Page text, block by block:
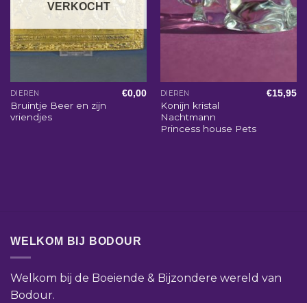
VERKOCHT
DIEREN
Bruintje Beer en zijn
vriendjes
€0,00 DIEREN
Konijn kristal
Nachtmann
Princess house Pets
€15,95
WELKOM BIJ BODOUR
Welkom bij de Boeiende & Bijzondere wereld van
Bodour.